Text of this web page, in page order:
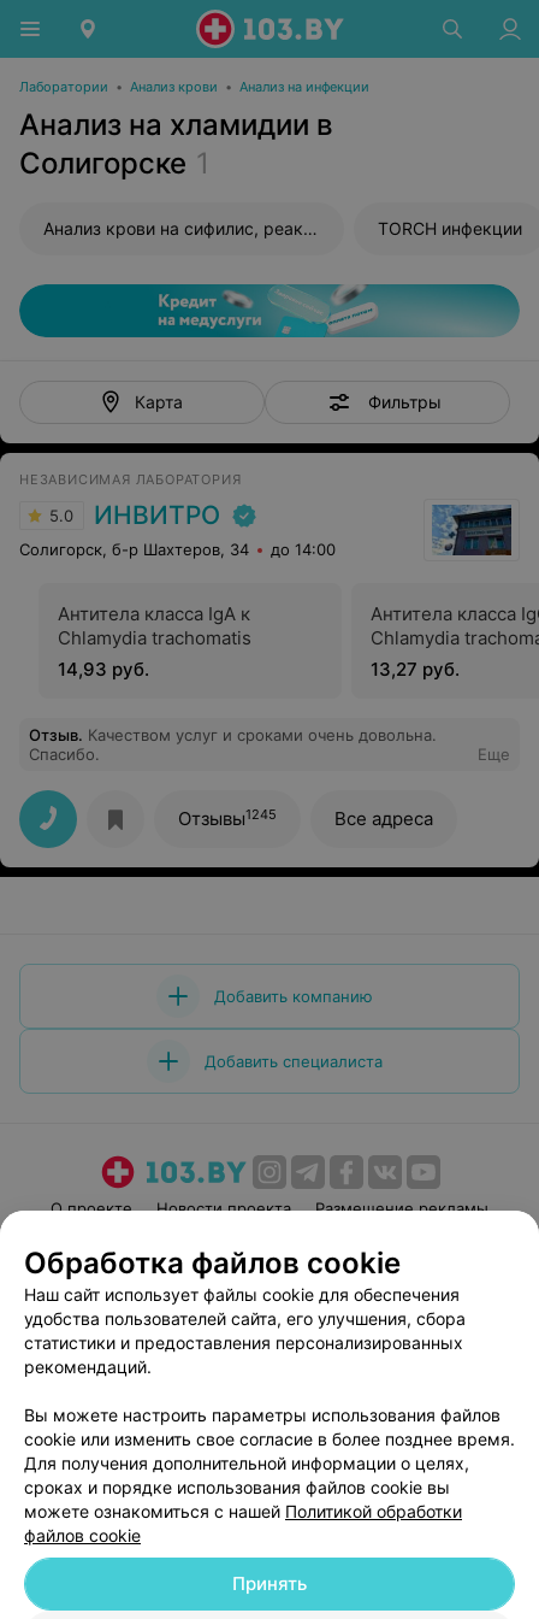
Лаборатории • Анализ крови • Анализ на инфекции
Анализ на хламидии в
Солигорске 1
Анализ крови на сифилис, реакция Вассермана (RW) TORCH инфекции
Карта Фильтры
НЕЗАВИСИМАЯ ЛАБОРАТОРИЯ
5.0 ИНВИТРО
Солигорск, б-р Шахтеров, 34 до 14:00
Антитела класса IgA к
Chlamydia trachomatis
14,93 руб.
Антитела класса
Chlamydia
13,27 руб.
Отзыв. Качеством услуг и сроками очень довольна.
Спасибо.
Еще
Отзывы1245 Все адреса
Добавить компанию
Добавить специалиста
О проекте Новости проекта
Размещение рекламы
Пользовательское соглашение
Способы оплаты
Вакансии
Партнеры
Написать руководителю 103.by
Персональные настройки cookie
Обработка персональных данных
© 2026 ООО «Артокс Лаб», УНП 191700409| 220012, Республика Беларусь,
Обработка файлов cookie
Наш сайт использует файлы cookie для обеспечения
удобства пользователей сайта, его улучшения, сбора
статистики и предоставления персонализированных
рекомендаций.
Вы можете настроить параметры использования файлов
cookie или изменить свое согласие в более позднее время.
Для получения дополнительной информации о целях,
сроках и порядке использования файлов cookie вы
можете ознакомиться с нашей Политикой обработки
файлов cookie
Принять